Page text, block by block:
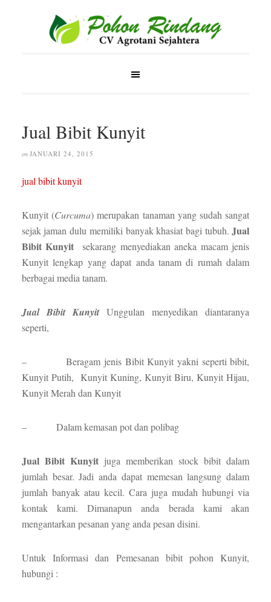
Jual Bibit Kunyit
on JANUARI 24, 2015
jual bibit kunyit
Kunyit (Curcuma) merupakan tanaman yang sudah sangat
sejak jaman dulu memiliki banyak khasiat bagi tubuh.Jual
Bibit Kunyit sekarang menyediakan aneka macam jenis
Kunyit lengkap yang dapat anda tanam di rumah dalam
berbagai media tanam.
Jual Bibit KunyitUnggulan menyedikan diantaranya
seperti,
– Beragam jenis Bibit Kunyit yakni seperti bibit,
Kunyit Putih, Kunyit Kuning, Kunyit Biru, Kunyit Hijau,
Kunyit Merah dan Kunyit
– Dalam kemasan pot dan polibag
Jual Bibit Kunyit juga memberikan stock bibit dalam
jumlah besar. Jadi anda dapat memesan langsung dalam
jumlah banyak atau kecil. Cara juga mudah hubungi via
kontak kami. Dimanapun anda berada kami akan
mengantarkan pesanan yang anda pesan disini.
Untuk Informasi dan Pemesanan bibit pohon Kunyit,
hubungi :